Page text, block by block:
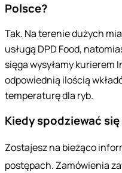
Polsce?
Tak. Na terenie dużych
usługą DPD Food,
sięga wysyłamy kurierem
odpowiednią ilością
temperaturę dla ryb.
Kiedy spodziewać
Zostajesz na bieżąco
postępach. Zamówienia